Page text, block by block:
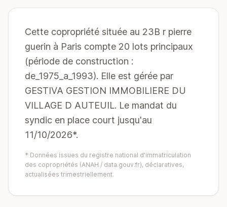
Cette copropriété située au 23B r pierre
guerin à Paris compte 20 lots principaux
(période de construction :
de_1975_a_1993). Elle est gérée par
GESTIVA GESTION IMMOBILIERE DU
VILLAGE D AUTEUIL. Le mandat du
syndic en place court jusqu'au
11/10/2026*.
* Données issues du registre national d'immatriculation
des copropriétés (ANAH / data.gouv.fr), déclaratives,
actualisées trimestriellement.